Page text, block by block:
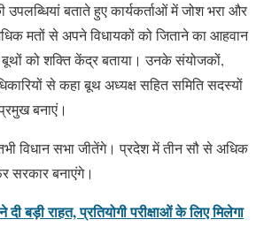
उपलब्धियां बताते हुए कार्यकर्ताओं में जोश भरा और
मतों से अपने विधायकों को जिताने का आहवान
को शक्ति केंद्र बताया। उनके संयोजकों,
से कहा बूथ अध्यक्ष सहित समिति सदस्यों
बनाएं।
विधान सभा जीतेंगे। प्रदेश में तीन सौ से अधिक
सरकार बनाएंगे।
बड़ी राहत, प्रतियोगी परीक्षाओं के लिए मिलेगा